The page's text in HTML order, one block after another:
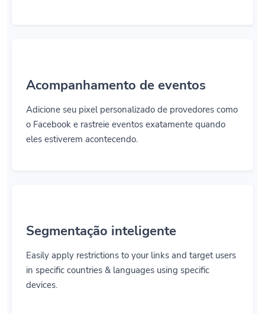
Acompanhamento de eventos
Adicione seu pixel personalizado de provedores como
o Facebook e rastreie eventos exatamente quando
eles estiverem acontecendo.
Segmentação inteligente
Easily apply restrictions to your links and target users
in specific countries & languages using specific
devices.